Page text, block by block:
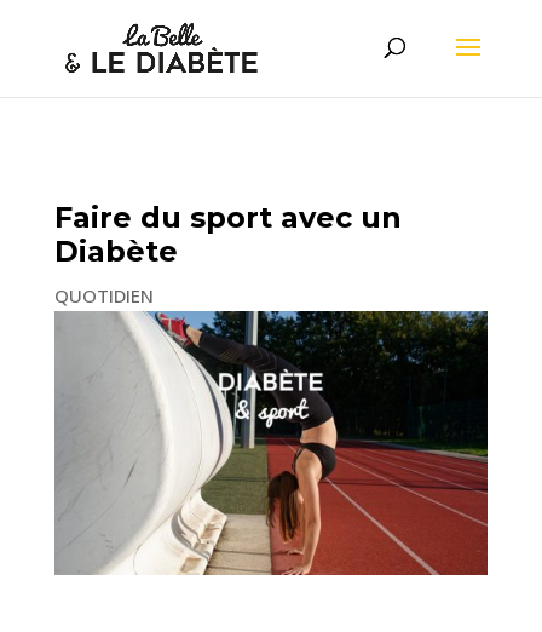
Faire du sport avec un
Diabète
QUOTIDIEN